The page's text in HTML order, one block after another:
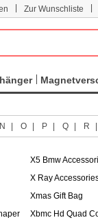
Zur Wunschliste
N O P Q R
X5 Bmw
X Ray
Xmas Gift Bag